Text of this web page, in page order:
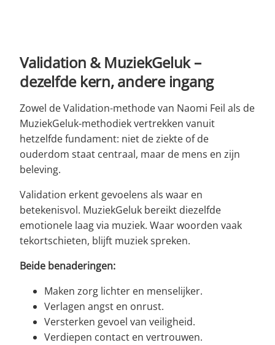
Validation & MuziekGeluk –
dezelfde kern, andere ingang
Zowel de Validation-methode van Naomi Feil als de
MuziekGeluk-methodiek vertrekken vanuit
hetzelfde fundament: niet de ziekte of de
ouderdom staat centraal, maar de mens en zijn
beleving.
Validation erkent gevoelens als waar en
betekenisvol. MuziekGeluk bereikt diezelfde
emotionele laag via muziek. Waar woorden vaak
tekortschieten, blijft muziek spreken.
Beide benaderingen:
Maken zorg lichter en menselijker.
Verlagen angst en onrust.
Versterken gevoel van veiligheid.
Verdiepen contact en vertrouwen.